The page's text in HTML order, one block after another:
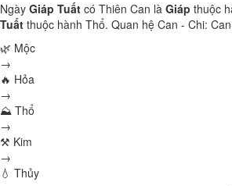
Ngày Giáp Tuất có Thiên Can là Giáp thuộc
Tuất thuộc hành Thổ. Quan hệ Can - Chi:
🌿 Mộc
→
🔥 Hỏa
→
⛰ Thổ
→
⚒ Kim
→
💧 Thủy